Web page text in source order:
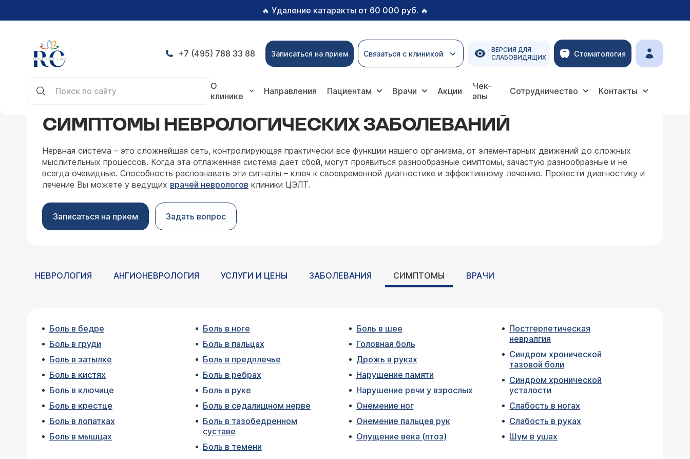
🔥 Удаление катаракты от 60 000 руб. 🔥
+7 (495) 788 33 88 Записаться на прием Связаться с клиникой
ВЕРСИЯ ДЛЯ
СЛАБОВИДЯЩИХ
Стоматология
О
клинике
Направления Пациентам Врачи Акции
Чек-
апы
Сотрудничество Контакты
СИМПТОМЫ НЕВРОЛОГИЧЕСКИХ ЗАБОЛЕВАНИЙ
Нервная система – это сложнейшая сеть, контролирующая практически все функции нашего организма, от элементарных движений до сложных
мыслительных процессов. Когда эта отлаженная система дает сбой, могут проявиться разнообразные симптомы, зачастую разнообразные и не
всегда очевидные. Способность распознавать эти сигналы – ключ к своевременной диагностике и эффективному лечению. Провести диагностику и
лечение Вы можете у ведущих врачей неврологов клиники ЦЭЛТ.
Записаться на прием Задать вопрос
НЕВРОЛОГИЯ АНГИОНЕВРОЛОГИЯ УСЛУГИ И ЦЕНЫ ЗАБОЛЕВАНИЯ СИМПТОМЫ ВРАЧИ
Боль в бедре
Боль в груди
Боль в затылке
Боль в кистях
Боль в ключице
Боль в крестце
Боль в лопатках
Боль в мышцах
Боль в ноге
Боль в пальцах
Боль в предплечье
Боль в ребрах
Боль в руке
Боль в седалищном нерве
Боль в тазобедренном
суставе
Боль в темени
Боль в шее
Головная боль
Дрожь в руках
Нарушение памяти
Нарушение речи у взрослых
Онемение ног
Онемение пальцев рук
Опущение века (птоз)
Постгерпетическая
невралгия
Синдром хронической
тазовой боли
Синдром хронической
усталости
Слабость в ногах
Слабость в руках
Шум в ушах